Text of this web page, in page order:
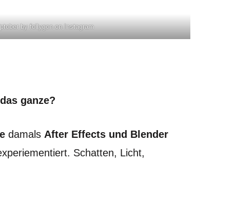
by follygon on Instagram
ganze?
damals After Effects und Blender
Schatten, Licht,